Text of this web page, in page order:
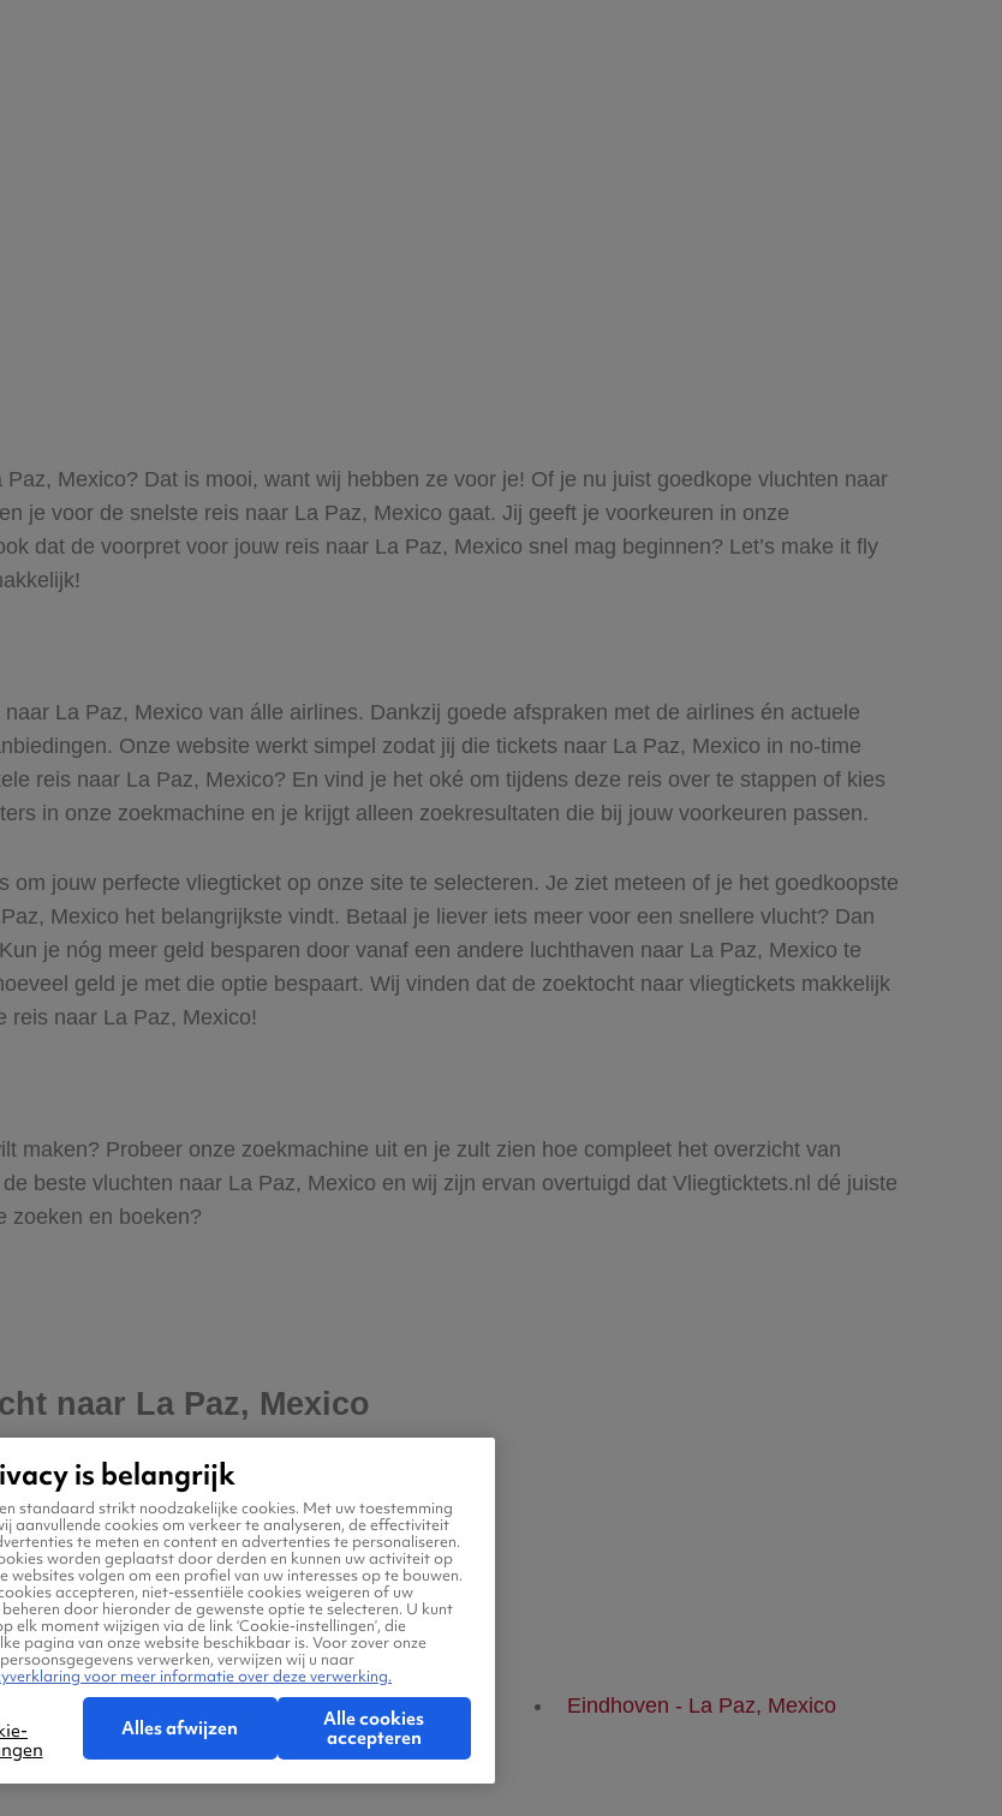
Mexico? Dat is mooi, want wij hebben ze voor je! Of je nu juist goedkope vluchten naar
je voor de snelste reis naar La Paz, Mexico gaat. Jij geeft je voorkeuren in onze
dat de voorpret voor jouw reis naar La Paz, Mexico snel mag beginnen? Let’s make it fly
La Paz, Mexico van álle airlines. Dankzij goede afspraken met de airlines én actuele
Onze website werkt simpel zodat jij die tickets naar La Paz, Mexico in no-time
reis naar La Paz, Mexico? En vind je het oké om tijdens deze reis over te stappen of kies
in onze zoekmachine en je krijgt alleen zoekresultaten die bij jouw voorkeuren passen.
jouw perfecte vliegticket op onze site te selecteren. Je ziet meteen of je het goedkoopste
Mexico het belangrijkste vindt. Betaal je liever iets meer voor een snellere vlucht? Dan
je nóg meer geld besparen door vanaf een andere luchthaven naar La Paz, Mexico te
geld je met die optie bespaart. Wij vinden dat de zoektocht naar vliegtickets makkelijk
reis naar La Paz, Mexico!
maken? Probeer onze zoekmachine uit en je zult zien hoe compleet het overzicht van
beste vluchten naar La Paz, Mexico en wij zijn ervan overtuigd dat Vliegticktets.nl dé juiste
zoeken en boeken?
naar La Paz, Mexico
Mexico La Paz, Mexico - Eindhoven Eindhoven - La Paz, Mexico
is belangrijk
standaard strikt noodzakelijke cookies. Met uw toestemming
aanvullende cookies om verkeer te analyseren, de effectiviteit
te meten en content en advertenties te personaliseren.
worden geplaatst door derden en kunnen uw activiteit op
websites volgen om een profiel van uw interesses op te bouwen.
accepteren, niet-essentiële cookies weigeren of uw
door hieronder de gewenste optie te selecteren. U kunt
elk moment wijzigen via de link ‘Cookie-instellingen’, die
pagina van onze website beschikbaar is. Voor zover onze
verwerken, verwijzen wij u naar
voor meer informatie over deze verwerking.
Alles afwijzen
Alle cookies
accepteren